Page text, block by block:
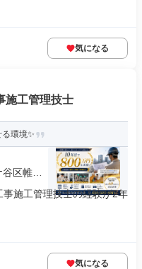
気になる
施工管理技士
環境✨
区帷子
施工管理技士の経験が2年
気になる